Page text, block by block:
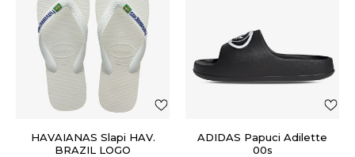
HAVAIANAS Slapi HAV.
BRAZIL LOGO
ADIDAS Papuci Adilette
00s